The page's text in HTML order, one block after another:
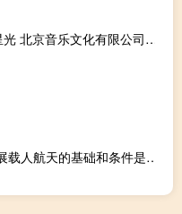
聚艺星光 北京音乐文化有限公司(关于聚艺星光 北京音乐文化有限公司简述)
何谓载人航天？发展载人航天有何意义？发展载人航天的基础和条件是什么？